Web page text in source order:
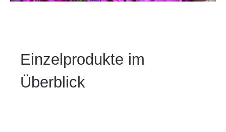
Einzelprodukte im
Überblick